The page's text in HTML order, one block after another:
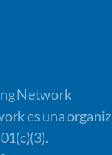
Network
es una